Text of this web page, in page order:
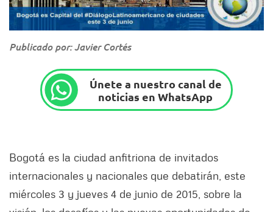
Publicado por: Javier Cortés
Únete a nuestro canal de
noticias en WhatsApp
Bogotá es la ciudad anfitriona de invitados
internacionales y nacionales que debatirán, este
miércoles 3 y jueves 4 de junio de 2015, sobre la